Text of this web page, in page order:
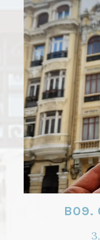
B09.